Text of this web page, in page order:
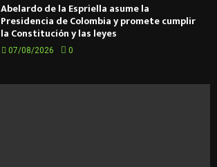
Abelardo de la Espriella asume la
Presidencia de Colombia y promete cumplir
la Constitución y las leyes
07/08/2026 0